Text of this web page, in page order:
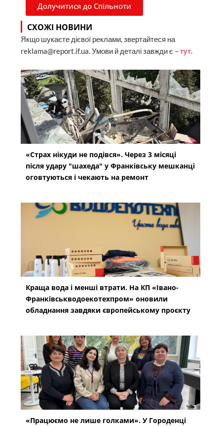
Долучитися до Спільноти
СХОЖІ НОВИНИ
Якщо шукаєте дієвої реклами, звертайтеся на
reklama@report.if.ua. Умови й деталі завжди є –тут.
«Страх нікуди не подівся». Через 3 місяці
після удару "шахеда" у Франківську мешканці
оговтуються і чекають на ремонт
Краща вода і менші втрати. На КП «Івано-
Франківськводоекотехпром» оновили
обладнання завдяки європейському проєкту
«Працюємо не лише голками». У Городенці